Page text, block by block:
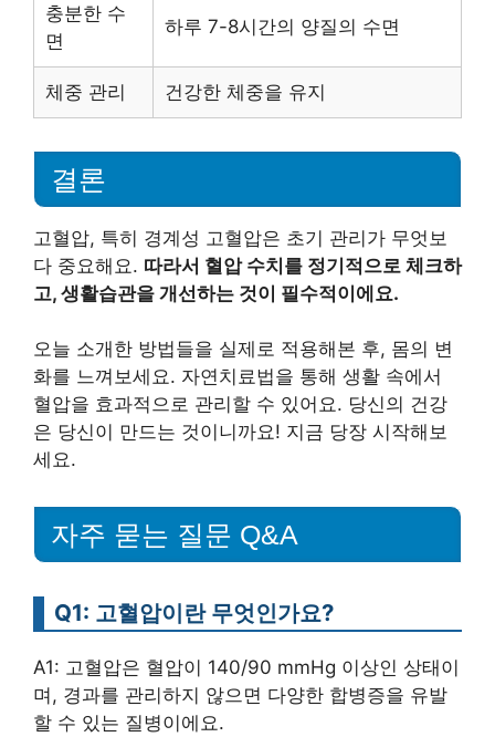
충분한 수
면
하루 7-8시간의 양질의 수면
체중 관리 건강한 체중을 유지
결론
고혈압, 특히 경계성 고혈압은 초기 관리가 무엇보
다 중요해요. 따라서 혈압 수치를 정기적으로 체크하
고, 생활습관을 개선하는 것이 필수적이에요.
오늘 소개한 방법들을 실제로 적용해본 후, 몸의 변
화를 느껴보세요. 자연치료법을 통해 생활 속에서
혈압을 효과적으로 관리할 수 있어요. 당신의 건강
은 당신이 만드는 것이니까요! 지금 당장 시작해보
세요.
자주 묻는 질문 Q&A
Q1: 고혈압이란 무엇인가요?
A1: 고혈압은 혈압이 140/90 mmHg 이상인 상태이
며, 경과를 관리하지 않으면 다양한 합병증을 유발
할 수 있는 질병이에요.